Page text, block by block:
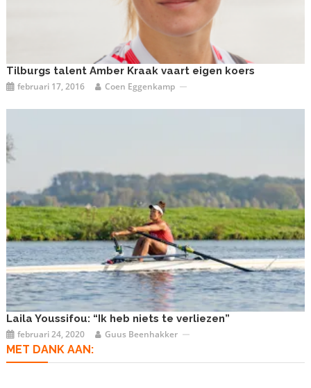
Tilburgs talent Amber Kraak vaart eigen koers
februari 17, 2016 Coen Eggenkamp
Laila Youssifou: “Ik heb niets te verliezen”
februari 24, 2020 Guus Beenhakker
MET DANK AAN: